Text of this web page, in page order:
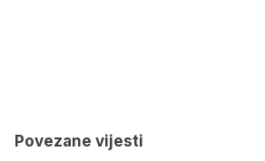
Povezane vijesti